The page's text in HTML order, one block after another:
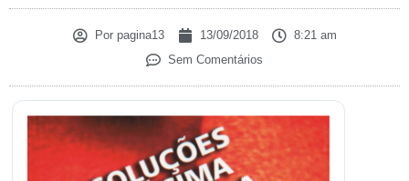
Porpagina13 13/09/2018
8:21 am
Sem Comentários